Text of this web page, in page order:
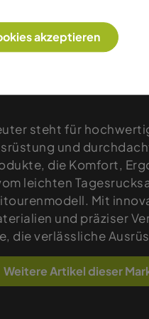
Produkte
steht für
und
die Komfort,
leichten
Mit
und präziser
die verlässliche
Weitere Artikel dieser
akzeptieren